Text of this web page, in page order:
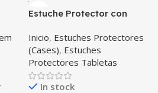
Estuche Protector con
Tablet Samsung Galaxy
Tab A8 10.5 2021 – 2022
SM-x200 SM-x205 Anti
golpes con soporte
Inicio, Estuches Protectores
(Cases), Estuches
Protectores Tabletas
In stock